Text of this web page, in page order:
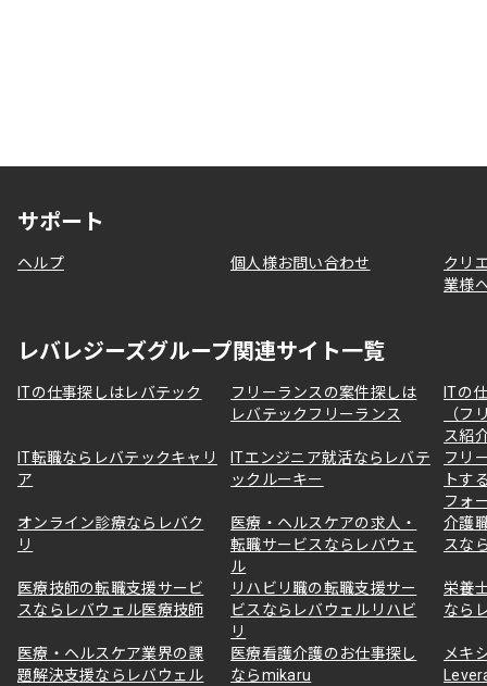
サポート
ヘルプ 個人様お問い合わせ
クリ
業様
レバレジーズグループ関連サイト一覧
ITの仕事探しはレバテック
フリーランスの案件探しは
レバテックフリーランス
ITの
（フ
ス紹
IT転職ならレバテックキャリ
ア
ITエンジニア就活ならレバテ
ックルーキー
フリ
トす
フォ
オンライン診療ならレバク
リ
医療・ヘルスケアの求人・
転職サービスならレバウェ
ル
介護
スな
医療技師の転職支援サービ
スならレバウェル医療技師
リハビリ職の転職支援サー
ビスならレバウェルリハビ
リ
栄養
なら
医療・ヘルスケア業界の課
題解決支援ならレバウェル
医療看護介護のお仕事探し
ならmikaru
メキ